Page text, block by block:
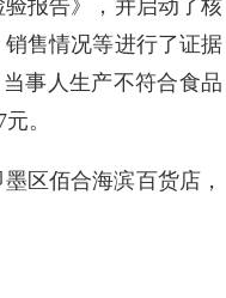
报告》，并启动了核
售情况等进行了证据
事人生产不符合食品
。
区佰合海滨百货店，